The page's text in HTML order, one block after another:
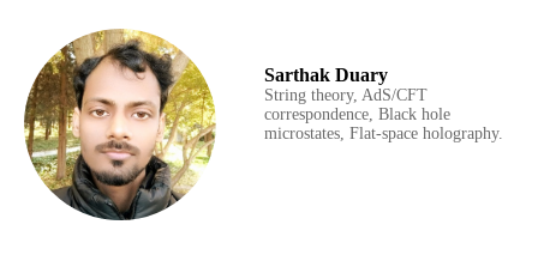
Sarthak Duary
String theory, AdS/CFT
correspondence, Black hole
microstates, Flat-space holography.